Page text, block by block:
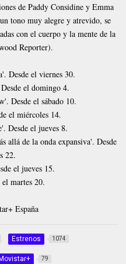
de Paddy Considine y Emma
tono muy alegre y atrevido, se
con el cuerpo y la mente de la
Reporter).
Desde el viernes 30.
el domingo 4.
Desde el sábado 10.
el miércoles 14.
Desde el jueves 8.
allá de la onda expansiva'. Desde
22.
el jueves 15.
martes 20.
España
Estrenos 1074
Movistar+ 79